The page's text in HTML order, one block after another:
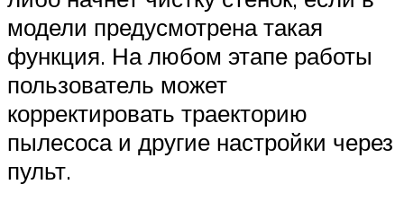
модели предусмотрена такая
функция. На любом этапе работы
пользователь может
корректировать траекторию
пылесоса и другие настройки через
пульт.